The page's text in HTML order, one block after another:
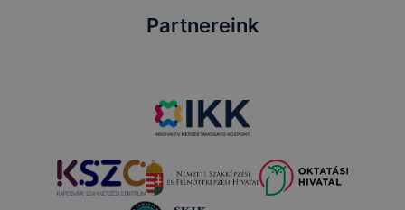
Partnereink
Minden modern böngésző
2engedélyezi a cookie-k
beállításának a változtatását. A legtöbb böngésző
alapértelmezettként automatikusan elfogadja a
cookie-kat, de ezek általában megváltoztathatók.
Amennyiben Ön nem kívánja a cookie-k használatát